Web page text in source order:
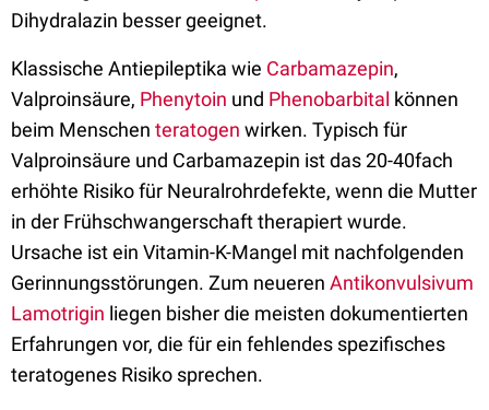
Dihydralazin besser geeignet.
Klassische Antiepileptika wie Carbamazepin,
Valproinsäure, Phenytoin und Phenobarbital können
beim Menschen teratogen wirken. Typisch für
Valproinsäure und Carbamazepin ist das 20-40fach
erhöhte Risiko für Neuralrohrdefekte, wenn die Mutter
in der Frühschwangerschaft therapiert wurde.
Ursache ist ein Vitamin-K-Mangel mit nachfolgenden
Gerinnungsstörungen. Zum neueren Antikonvulsivum
Lamotrigin liegen bisher die meisten dokumentierten
Erfahrungen vor, die für ein fehlendes spezifisches
teratogenes Risiko sprechen.